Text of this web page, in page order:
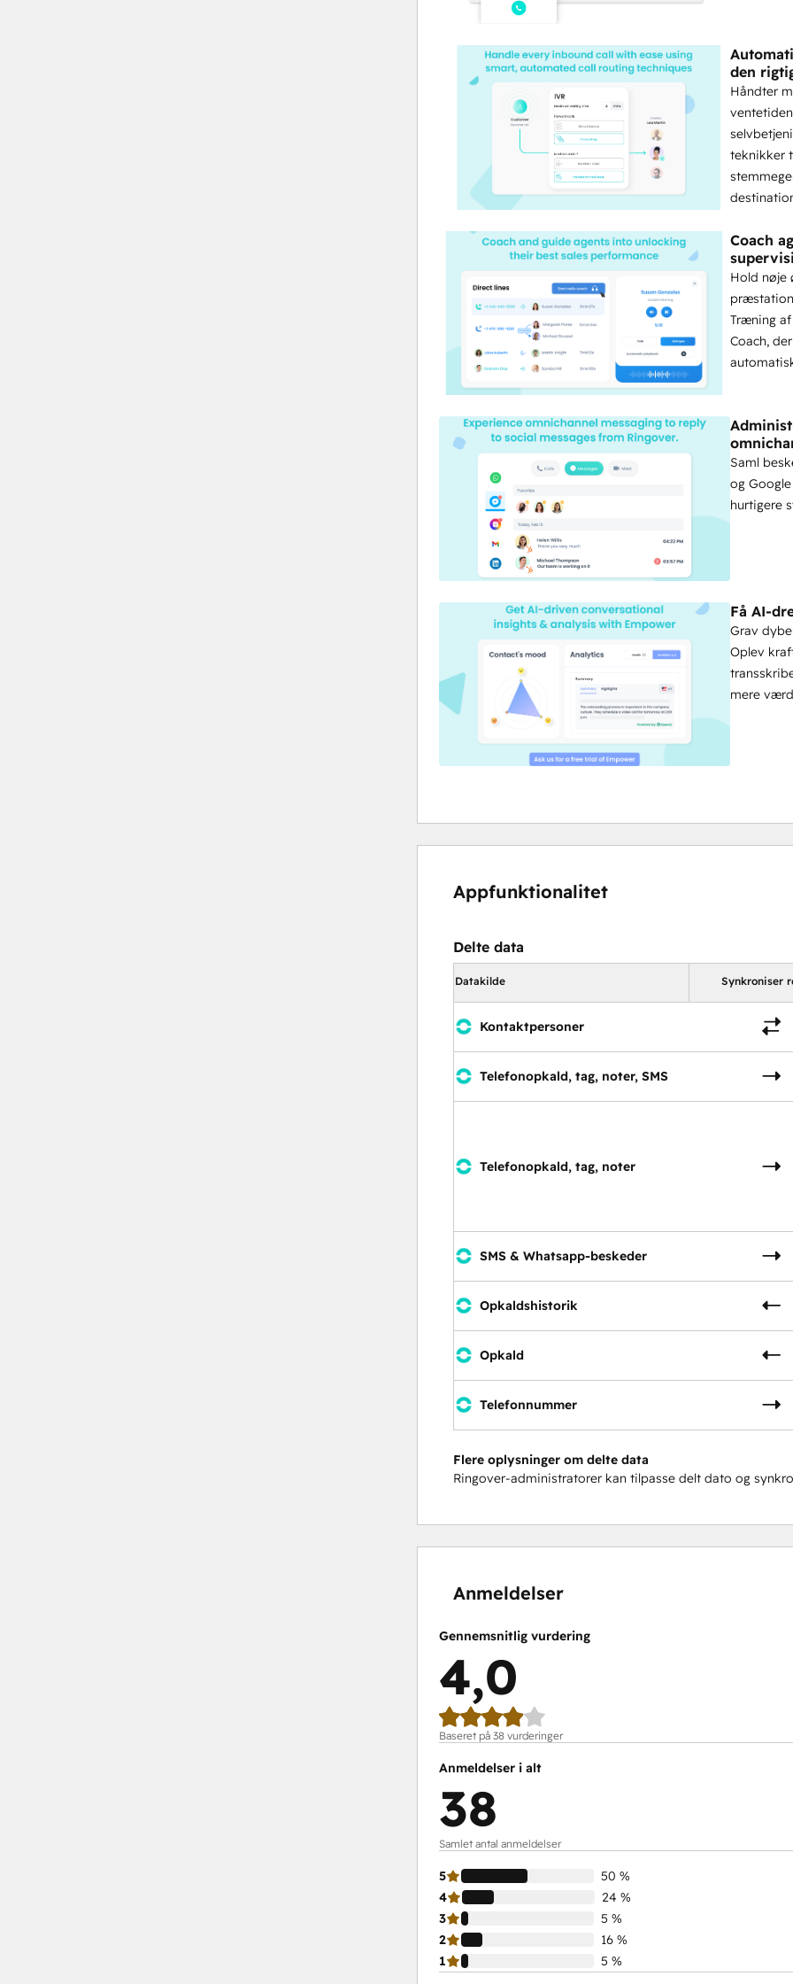
den
Håndter
teknikker
Coach
Hold nøje
Træning
Coach,
Saml
og
hurtigere
Få AI-
Grav
Oplev
mere
Appfunktionalitet
Delte data
Datakilde Synkroniser
Kontaktpersoner
Telefonopkald, tag, noter, SMS
Telefonopkald, tag, noter
SMS & Whatsapp-beskeder
Opkaldshistorik
Opkald
Telefonnummer
Flere oplysninger om delte data
Ringover-administratorer kan tilpasse delt dato og
Anmeldelser
Gennemsnitlig vurdering
4,0
Baseret på 38 vurderinger
Anmeldelser i alt
38
Samlet antal anmeldelser
5
50 %
4
24 %
3
5 %
2
16 %
1
5 %